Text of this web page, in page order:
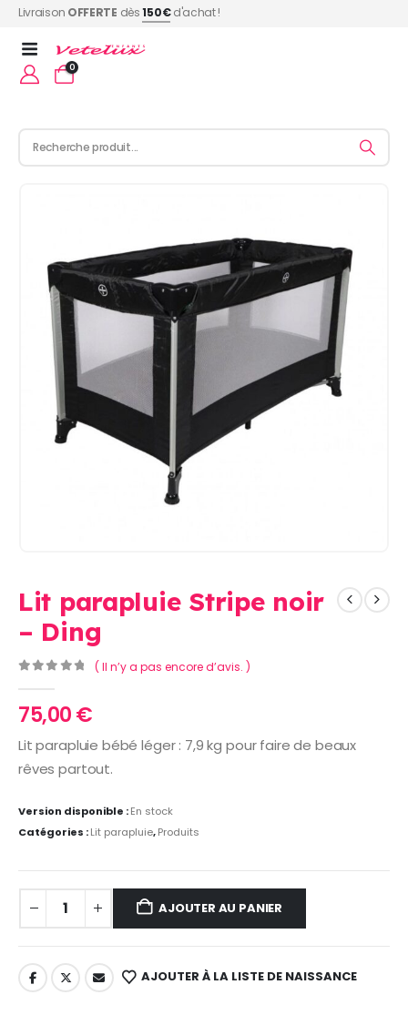
Livraison OFFERTE dès150€d'achat !
0
Lit parapluie Stripe noir
– Ding
( Il n’y a pas encore d’avis. )
75,00€
Lit parapluie bébé léger : 7,9 kg pour faire de beaux
rêves partout.
Version disponible :En stock
Catégories :Lit parapluie,Produits
AJOUTER AU PANIER
AJOUTER À LA LISTE DE NAISSANCE